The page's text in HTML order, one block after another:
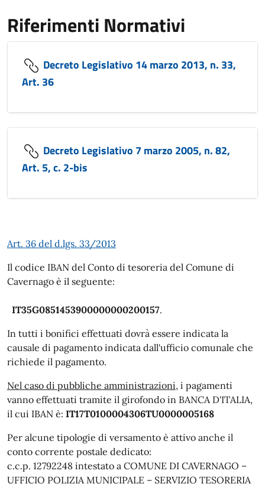
Riferimenti Normativi
Decreto Legislativo 14 marzo 2013, n. 33,
Art. 36
Decreto Legislativo 7 marzo 2005, n. 82,
Art. 5, c. 2-bis
Art. 36 del d.lgs. 33/2013
Il codice IBAN del Conto di tesoreria del Comune di
Cavernago è il seguente:
IT35G0851453900000000200157.
In tutti i bonifici effettuati dovrà essere indicata la
causale di pagamento indicata dall'ufficio comunale che
richiede il pagamento.
Nel caso di pubbliche amministrazioni, i pagamenti
vanno effettuati tramite il girofondo in BANCA D'ITALIA,
il cui IBAN è: IT17T0100004306TU0000005168
Per alcune tipologie di versamento è attivo anche il
conto corrente postale dedicato:
c.c.p. 12792248 intestato a COMUNE DI CAVERNAGO –
UFFICIO POLIZIA MUNICIPALE – SERVIZIO TESORERIA